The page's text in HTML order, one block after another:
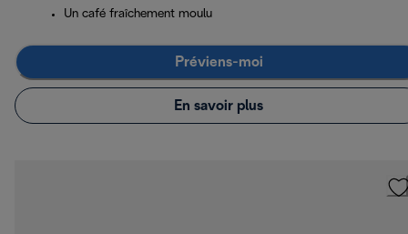
Un café fraîchement moulu
Préviens-moi
En savoir plus